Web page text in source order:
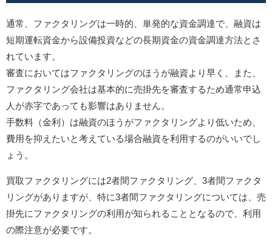
通常、ファクタリングは一時的、単発的な資金調達で、融資は
短期運転資金から設備投資などの長期資金の資金調達方法とさ
れています。
審査においてはファクタリングのほうが融資より早く、また、
ファクタリング会社は基本的に売掛先を審査するため通常申込
人が赤字であっても影響はありません。
手数料（金利）は融資のほうがファクタリングより低いため、
費用を抑えたいと考えている場合融資を利用するのがいいでし
ょう。
買取ファクタリングには2者間ファクタリング、3者間ファクタ
リングがありますが、特に3者間ファクタリングについては、売
掛先にファクタリングの利用が知られることとなるので、利用
の際注意が必要です。